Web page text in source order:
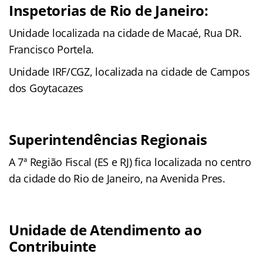
Inspetorias de Rio de Janeiro:
Unidade localizada na cidade de Macaé, Rua DR.
Francisco Portela.
Unidade IRF/CGZ, localizada na cidade de Campos
dos Goytacazes
Superintendências Regionais
A 7ª Região Fiscal (ES e RJ) fica localizada no centro
da cidade do Rio de Janeiro, na Avenida Pres.
Unidade de Atendimento ao
Contribuinte